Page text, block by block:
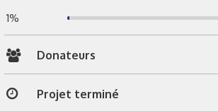
1%
Donateurs
Projet terminé